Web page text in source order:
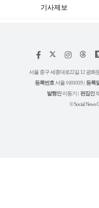
기사제보
페
스
인
타
램
서울 중구 세종대로22길 12 광화
등록번호 서울 아01019 | 등록
발행인 이동기 | 편집인
© Social News